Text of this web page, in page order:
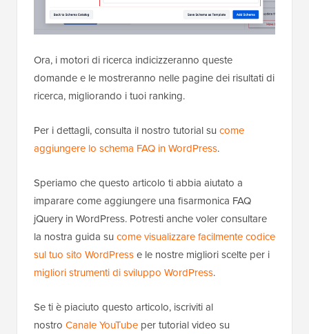
Ora, i motori di ricerca indicizzeranno queste
domande e le mostreranno nelle pagine dei risultati di
ricerca, migliorando i tuoi ranking.
Per i dettagli, consulta il nostro tutorial su come
aggiungere lo schema FAQ in WordPress.
Speriamo che questo articolo ti abbia aiutato a
imparare come aggiungere una fisarmonica FAQ
jQuery in WordPress. Potresti anche voler consultare
la nostra guida su come visualizzare facilmente codice
sul tuo sito WordPresse le nostre migliori scelte per i
migliori strumenti di sviluppo WordPress.
Se ti è piaciuto questo articolo, iscriviti al
nostro Canale YouTube per tutorial video su